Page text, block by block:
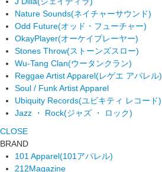
Nature Sounds(ネイチャーサウンド)
Odd Future(オッド・フューチャー)
OkayPlayer(オーケイプレーヤー)
Stones Throw(ストーンズスロー)
Wu-Tang Clan(ウータンクラン)
Reggae Artist Apparel(レゲエ アパレル)
Soul / Funk Artist Apparel
Ubiquity Records(ユビキティ レコード)
Jazz ・ Rock(ジャズ ・ ロック)
CLOSE
BRAND
101 Apparel(101アパレル)
212Magazine